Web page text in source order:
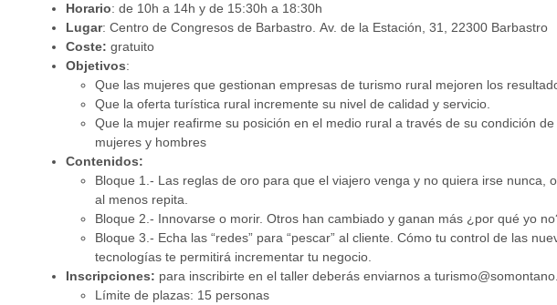
Horario: de 10h a 14h y de 15:30h a 18:30h
Lugar: Centro de Congresos de Barbastro. Av. de la Estación, 31, 22300 Barbastro
Coste: gratuito
Objetivos:
Que las mujeres que gestionan empresas de turismo rural mejoren los
Que la oferta turística rural incremente su nivel de calidad y servicio.
Que la mujer reafirme su posición en el medio rural a través de su condición
mujeres y hombres
Contenidos:
Bloque 1.- Las reglas de oro para que el viajero venga y no quiera irse nunca, o
al menos repita.
Bloque 2.- Innovarse o morir. Otros han cambiado y ganan más ¿por qué yo
Bloque 3.- Echa las “redes” para “pescar” al cliente. Cómo tu control de las
tecnologías te permitirá incrementar tu negocio.
Inscripciones: para inscribirte en el taller deberás enviarnos a
Límite de plazas: 15 personas